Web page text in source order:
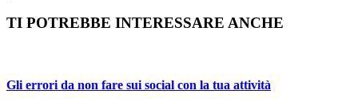
TI POTREBBE INTERESSARE ANCHE
Gli errori da non fare sui social con la tua attività